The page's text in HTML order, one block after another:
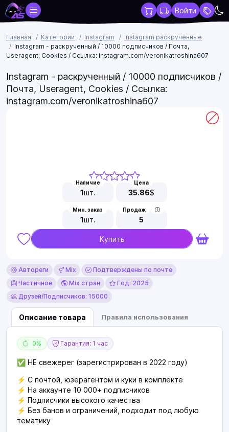
Войти
Главная Категории Instagram
Instagram раскрученные
Instagram - раскрученный / 10000 подписчиков / Почта,
Useragent, Cookies / Ссылка: instagram.com/veronikatroshina607
Instagram - раскрученный / 10000 подписчиков /
Почта, Useragent, Cookies / Ссылка:
instagram.com/veronikatroshina607
Наличие
1шт.
Цена
35.86$
Мин. заказ
1шт.
Продаж
5
Купить
Автореги Mix
Подтверждены по почте
Частичное
Mix стран
Год: 2025
Друзей/Подписчиков: 15000
Описание товара Правила использования
0% Гарантия: 1 час
✅ НЕ свежерег (зарегистрирован в 2022 году)
⚡️ С почтой, юзерагентом и куки в комплекте
⚡️ На аккаунте 10 000+ подписчиков
⚡️ Подписчики высокого качества
⚡ ️Без банов и ограничений, подходит под любую
тематику